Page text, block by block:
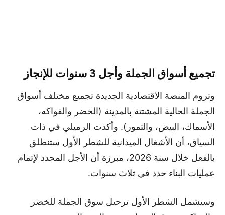
تجميع أسواق الجملة وأجل 3 سنوات للإنجاز
وتروم المنصة الاقتصادية الجديدة تجميع مختلف أسواق
الجملة الحالية المشتتة بالمدينة (الخضر والفواكه،
الأسماك، البيض، والتمور). وأكدت الرميلي في ذات
السياق، أن الأشغال الميدانية للشطر الأول ستنطلق
بالفعل خلال سنة 2026، مبرزة أن الأجل المحدد لإتمام
عمليات البناء حدد في ثلاث سنوات.
وسيشمل الشطر الأول ترحيل سوق الجملة للخضر